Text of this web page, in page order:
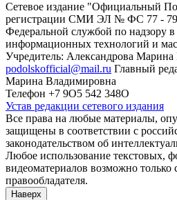
Сетевое издание "Официальный
регистрации СМИ ЭЛ № ФС 77 -
Федеральной службой по надзору в
информационных технологий и
Учредитель: Александрова
podolskofficial@mail.ru Главный
Марина Владимировна
Телефон +7 9О5 542 348О
Устав редакции сетевого издания
Все права на любые материалы,
защищены в соответствии с
законодательством об
Любое использование текстовых,
видеоматериалов возможно только
правообладателя.
Наверх